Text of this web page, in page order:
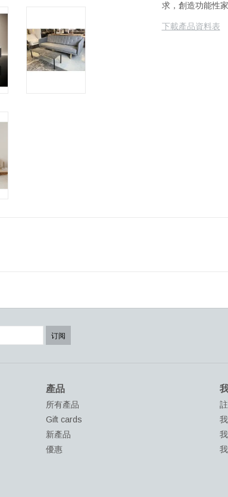
求，創造功能性
下載產品資料表
订阅
產品
所有產品
Gift cards
新產品
優惠